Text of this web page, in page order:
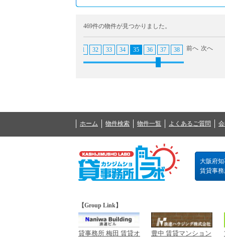
469件の物件が見つかりました。
31 32 33 34 35 36 37 38 39 40
前へ 次へ
ホーム 物件検索 物件一覧 よくあるご質問
大阪府
賃貸事
【Group Link】
貸事務所 梅田 賃貸オ
豊中 賃貸マンション